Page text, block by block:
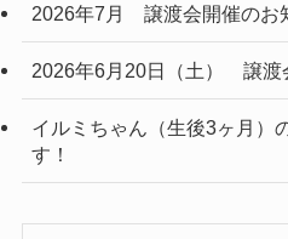
2026年7月 譲渡会開催のお
2026年6月20日（土） 譲渡
イルミちゃん（生後3ヶ月）
す！